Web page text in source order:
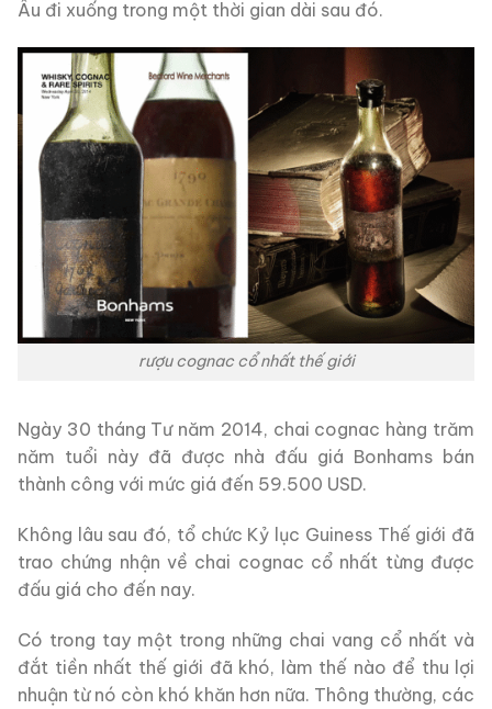
Âu đi xuống trong một thời gian dài sau đó.
rượu cognac cổ nhất thế giới
Ngày 30 tháng Tư năm 2014, chai cognac hàng trăm
năm tuổi này đã được nhà đấu giá Bonhams bán
thành công với mức giá đến 59.500 USD.
Không lâu sau đó, tổ chức Kỷ lục Guiness Thế giới đã
trao chứng nhận về chai cognac cổ nhất từng được
đấu giá cho đến nay.
Có trong tay một trong những chai vang cổ nhất và
đắt tiền nhất thế giới đã khó, làm thế nào để thu lợi
nhuận từ nó còn khó khăn hơn nữa. Thông thường, các